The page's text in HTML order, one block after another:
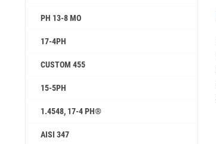
PH 13-8 MO
17-4PH
CUSTOM 455
15-5PH
1.4548, 17-4 PH®
AISI 347